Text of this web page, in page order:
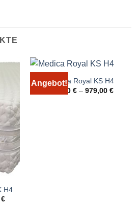
H4
€
Angebot!
Medica Royal KS H4
399,00 €– 979,00 €